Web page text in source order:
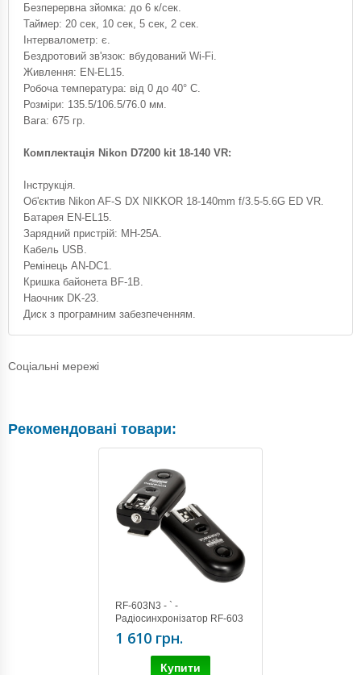
Безперервна зйомка: до 6 к/сек.
Таймер: 20 сек, 10 сек, 5 сек, 2 сек.
Інтервалометр: є.
Бездротовий зв'язок: вбудований Wi-Fi.
Живлення: EN-EL15.
Робоча температура: від 0 до 40° C.
Розміри: 135.5/106.5/76.0 мм.
Вага: 675 гр.
Комплектація Nikon D7200 kit 18-140 VR:
Інструкція.
Об'єктив Nikon AF-S DX NIKKOR 18-140mm f/3.5-5.6G ED VR.
Батарея EN-EL15.
Зарядний пристрій: MH-25A.
Кабель USB.
Ремінець AN-DC1.
Кришка байонета BF-1B.
Наочник DK-23.
Диск з програмним забезпеченням.
Соціальні мережі
Рекомендовані товари:
RF-603N3 - ` -
Радіосинхронізатор RF-603
Nikon3 (KIT) (D90, D3100,
D5000, D7000)
1 610 грн.
Купити